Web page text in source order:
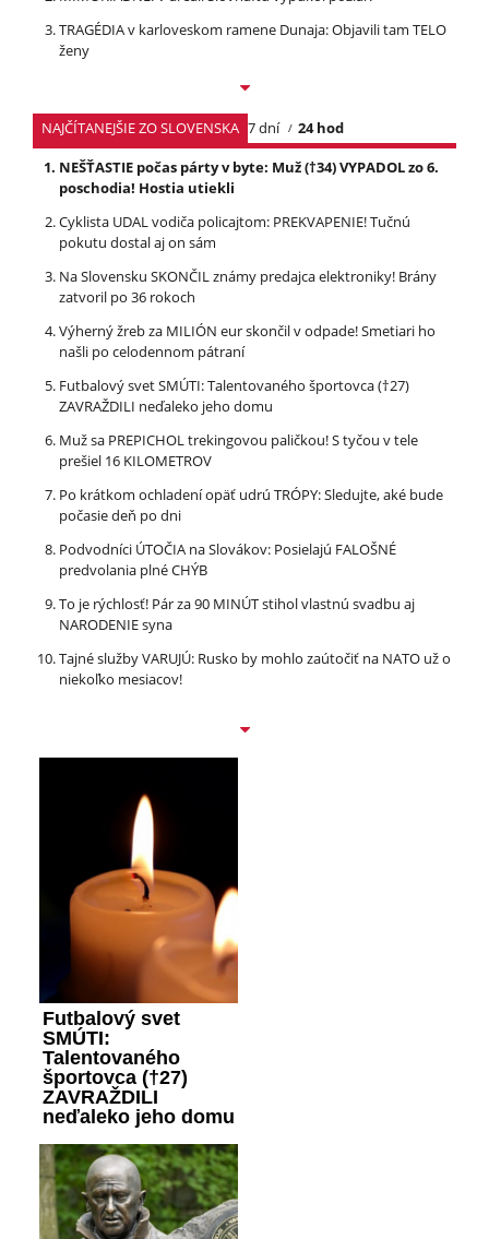
TRAGÉDIA v karloveskom ramene Dunaja: Objavili tam TELO
ženy
NAJČÍTANEJŠIE ZO SLOVENSKA 7 dní
24 hod
NEŠŤASTIE počas párty v byte: Muž (†34) VYPADOL zo 6.
poschodia! Hostia utiekli
Cyklista UDAL vodiča policajtom: PREKVAPENIE! Tučnú
pokutu dostal aj on sám
Na Slovensku SKONČIL známy predajca elektroniky! Brány
zatvoril po 36 rokoch
Výherný žreb za MILIÓN eur skončil v odpade! Smetiari ho
našli po celodennom pátraní
Futbalový svet SMÚTI: Talentovaného športovca (†27)
ZAVRAŽDILI neďaleko jeho domu
Muž sa PREPICHOL trekingovou paličkou! S tyčou v tele
prešiel 16 KILOMETROV
Po krátkom ochladení opäť udrú TRÓPY: Sledujte, aké bude
počasie deň po dni
Podvodníci ÚTOČIA na Slovákov: Posielajú FALOŠNÉ
predvolania plné CHÝB
To je rýchlosť! Pár za 90 MINÚT stihol vlastnú svadbu aj
NARODENIE syna
Tajné služby VARUJÚ: Rusko by mohlo zaútočiť na NATO už o
niekoľko mesiacov!
Futbalový svet
SMÚTI:
Talentovaného
športovca (†27)
ZAVRAŽDILI
neďaleko jeho domu